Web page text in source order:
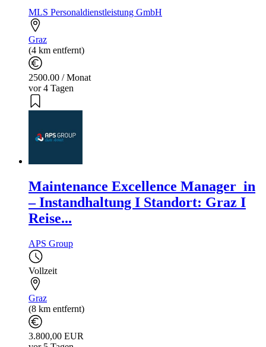
MLS Personaldienstleistung GmbH
Graz
(4 km entfernt)
2500.00 / Monat
vor 4 Tagen
Maintenance Excellence Manager_in
– Instandhaltung I Standort: Graz I
Reise...
APS Group
Vollzeit
Graz
(8 km entfernt)
3.800,00 EUR